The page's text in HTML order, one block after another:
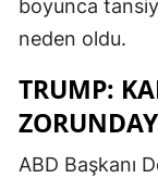
boyunca
neden oldu.
TRUMP:
ABD Başkanı